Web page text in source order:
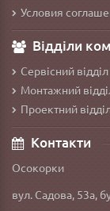
Условия
Відділи
Сервісний відділ
Монтажний
Проектний
Контакти
Осокорки
вул. Садова, 53а,